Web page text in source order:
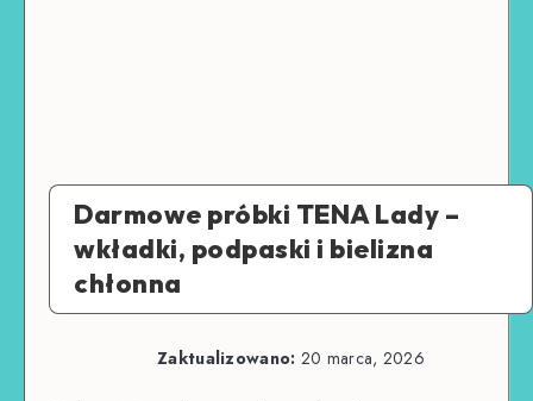
Darmowe próbki TENA Lady –
wkładki, podpaski i bielizna
chłonna
Zaktualizowano: 20 marca, 2026